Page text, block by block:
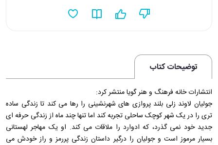
توضیحات کتاب
انتشارات خانه فرهنگ و هنر گويا منتشر کرد:
جولیان لاوند زلی بلند پروازی های شهرنشینی را رها می کند تا زندگی ساده
تری را در یک شهر کوچک ساحلی تجربه کند اما تنها چند ماه از زندگی حرفه ای
جدید خود نمی گذرد، که ادوارد را ملاقات می کند. او یک مهاجر لهستانی
بسیار مرموز است و جولیان را درگیر داستان زندگی پررمز و راز خودش می